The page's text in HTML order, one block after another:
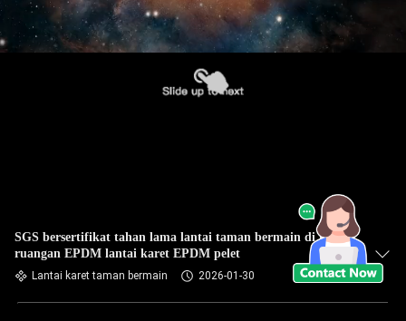
SGS bersertifikat tahan lama lantai taman bermain di luar
ruangan EPDM lantai karet EPDM pelet
Lantai karet taman bermain 2026-01-30